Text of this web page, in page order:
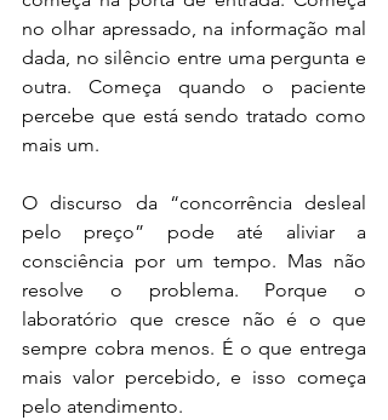
no olhar apressado, na informação mal
dada, no silêncio entre uma pergunta e
outra. Começa quando o paciente
percebe que está sendo tratado como
mais um.
O discurso da “concorrência desleal
pelo preço” pode até aliviar a
consciência por um tempo. Mas não
resolve o problema. Porque o
laboratório que cresce não é o que
sempre cobra menos. É o que entrega
mais valor percebido, e isso começa
pelo atendimento.